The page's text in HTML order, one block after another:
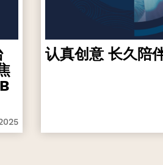
认真创意 长久陪